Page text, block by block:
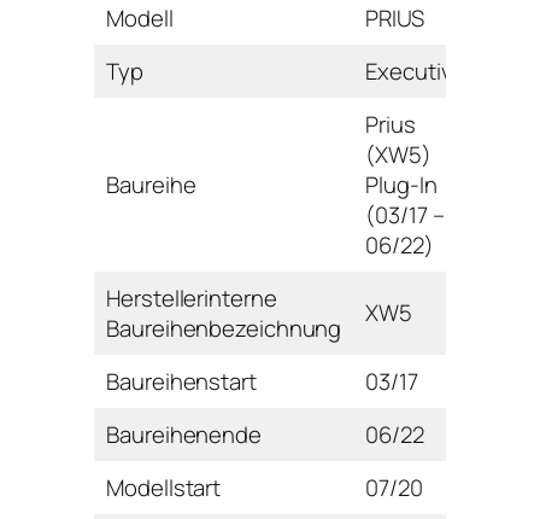
Modell
PRIUS
Typ
Executive
Baureihe
Prius
(XW5)
Plug-In
(03/17 –
06/22)
Herstellerinterne
Baureihenbezeichnung
XW5
Baureihenstart
03/17
Baureihenende
06/22
Modellstart
07/20